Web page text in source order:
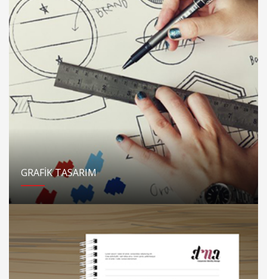
GRAFİK TASARIM